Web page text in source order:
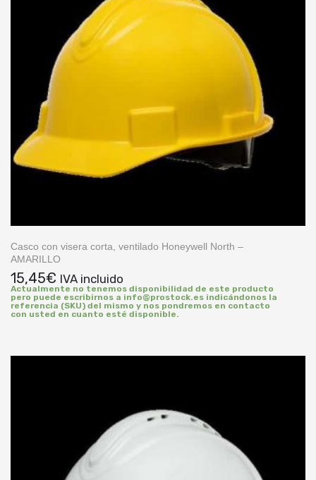
Casco con visera corta, ventilado Honeywell North –
AMARILLO
15,45€ IVA incluido
Actualmente no tenemos disponibilidad de este producto
pero puede escribirnos a info@prostock.es indicándonos la
referencia (SKU) del mismo y nos pondremos en contacto
con usted en cuanto esté disponible.